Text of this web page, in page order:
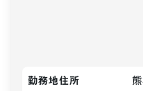
勤務地住所